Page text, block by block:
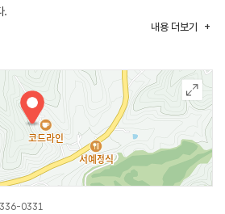
.
내용 더보기
0331